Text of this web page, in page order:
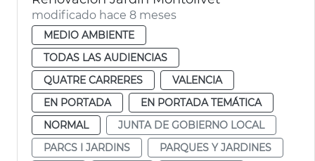
modificado hace 8 meses
MEDIO AMBIENTE
TODAS LAS AUDIENCIAS
QUATRE CARRERES
VALENCIA
EN PORTADA
EN PORTADA TEMÁTICA
NORMAL
JUNTA DE GOBIERNO LOCAL
PARCS I JARDINS
PARQUES Y JARDINES